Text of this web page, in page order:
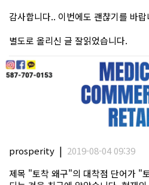
감사합니다.. 이번에도 괜챦기를 바랍
별도로 올리신 글 잘읽었습니다.
prosperity | 2019-08-04 09:39
제목 "토착 왜구"의 대착점 단어가 "